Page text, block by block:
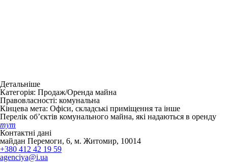
Детальніше
Категорія: Продаж/Оренда майна
Правовласності: комунальна
Кінцева мета: Офіси, складські приміщення та інше
Перелік об’єктів комунального майна, які надаються в оренду
тут
Контактні дані
майдан Перемоги, 6, м. Житомир, 10014
+380 412 42 19 59
agenciya@i.ua